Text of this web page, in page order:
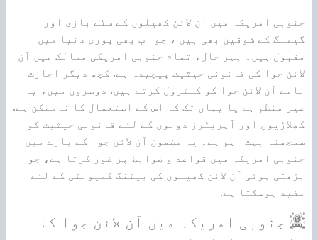
جنوبی امریکہ میں آن لائن کھیلوں کے سٹے بازی اور
گیمنگ کے شوقین بھی ہیں ، جو اب بھی پوری دنیا میں
مقبول ہیں۔ بہر حال، تمام جنوبی امریکی ممالک میں آن
لائن جوا کی قانونی حیثیت پیچیدہ ہے. کچھ دیگر اجازت
نامے آن لائن جوا کو کنٹرول کرتے ہیں. دوسروں میں، یہ
غیر منظم ہے یا یہاں تک کہ اس کے استعمال کا ناممکن ہے.
کھلاڑیوں اور آپریٹرز دونوں کے لئے قانونی حیثیت کو
سمجھنا بہت اہم ہے۔ یہ مضمون آن لائن جوا کے بارے میں
جنوبی امریکہ میں قواعد و ضوابط پر غور کرتا ہے، جو
بڑھتی ہوئی آن لائن کھیلوں کی بیٹنگ کمیونٹی کے لئے
مفید ہوسکتا ہے.
جنوبی امریکہ میں آن لائن جوا کا